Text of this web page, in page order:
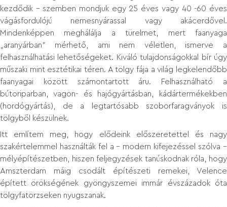
kezdődik – szemben mondjuk egy 25 éves vagy 40 -60 éves
vágásfordulójú nemesnyárassal vagy akácerdővel.
Mindenképpen meghálálja a türelmet, mert faanyaga
„aranyárban” mérhető, ami nem véletlen, ismerve a
felhasználhatási lehetőségeket. Kiváló tulajdonságokkal bír úgy
műszaki mint esztétikai téren. A tölgy fája a világ legkelendőbb
faanyagai között számontartott áru. Felhasználható a
bútoriparban, vagon- és hajógyártásban, kádártermékekben
(hordógyártás), de a legtartósabb szoborfaragványok is
tölgyből készülnek.
Itt említem meg, hogy elődeink előszeretettel és nagy
szakértelemmel használták fel a - modern kifejezéssel szólva –
mélyépítészetben, hiszen feljegyzések tanúskodnak róla, hogy
Amszterdam máig csodált építészeti remekei, Velence
épített örökségének gyöngyszemei immár évszázadok óta
tölgyfatörzseken nyugszanak.